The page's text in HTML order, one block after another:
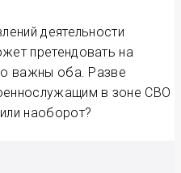
деятельности
претендовать на
важны оба. Разве
в зоне СВО
наоборот?